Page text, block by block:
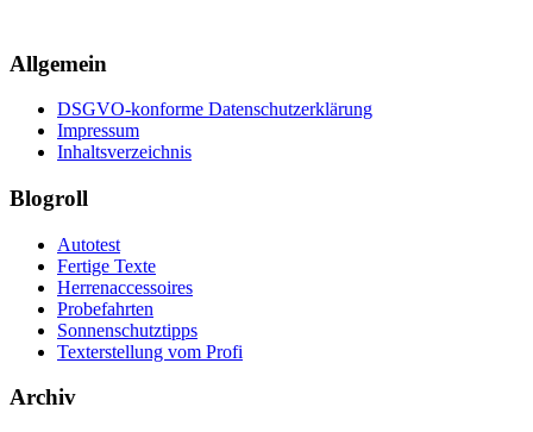
Allgemein
DSGVO-konforme Datenschutzerklärung
Impressum
Inhaltsverzeichnis
Blogroll
Autotest
Fertige Texte
Herrenaccessoires
Probefahrten
Sonnenschutztipps
Texterstellung vom Profi
Archiv